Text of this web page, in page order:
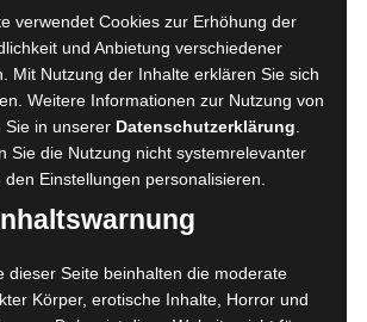
verwendet Cookies zur Erhöhung der
und Anbietung verschiedener
Mit Nutzung der Inhalte erklären Sie sich
Weitere Informationen zur Nutzung von
Sie in unserer Datenschutzerklärung
Sie die Nutzung nicht systemrelevanter
den Einstellungen personalisieren.
dieser Seite beinhalten die moderate
Körper, erotische Inhalte, Horror und